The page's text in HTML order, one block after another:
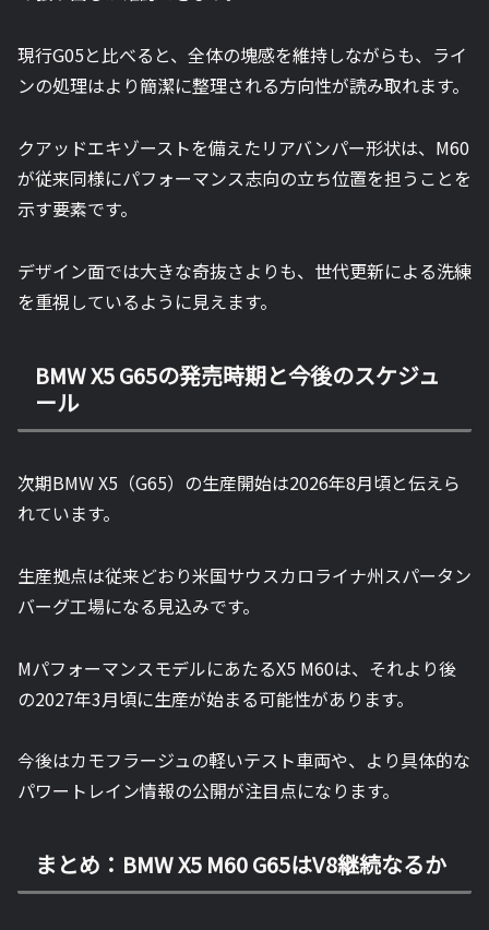
現行G05と比べると、全体の塊感を維持しながらも、ライ
ンの処理はより簡潔に整理される方向性が読み取れます。
クアッドエキゾーストを備えたリアバンパー形状は、M60
が従来同様にパフォーマンス志向の立ち位置を担うことを
示す要素です。
デザイン面では大きな奇抜さよりも、世代更新による洗練
を重視しているように見えます。
BMW X5 G65の発売時期と今後のスケジュ
ール
次期BMW X5（G65）の生産開始は2026年8月頃と伝えら
れています。
生産拠点は従来どおり米国サウスカロライナ州スパータン
バーグ工場になる見込みです。
MパフォーマンスモデルにあたるX5 M60は、それより後
の2027年3月頃に生産が始まる可能性があります。
今後はカモフラージュの軽いテスト車両や、より具体的な
パワートレイン情報の公開が注目点になります。
まとめ：BMW X5 M60 G65はV8継続なるか